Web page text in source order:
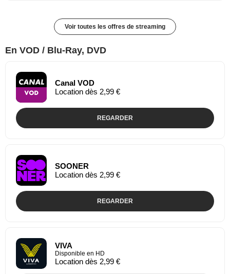
Voir toutes les offres de streaming
En VOD / Blu-Ray, DVD
Canal VOD
Location dès 2,99 €
REGARDER
SOONER
Location dès 2,99 €
REGARDER
VIVA
Disponible en HD
Location dès 2,99 €